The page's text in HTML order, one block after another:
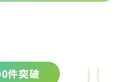
件突破